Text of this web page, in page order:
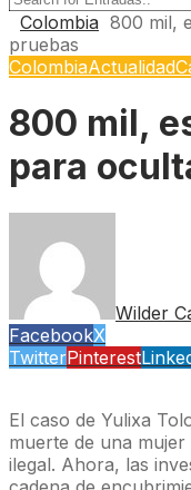
Colombia 800 mil,
pruebas
ColombiaActualidad
800 mil,
para
Wilder
FacebookX
TwitterPinterest
El caso de Yulixa
muerte de una
ilegal. Ahora, las